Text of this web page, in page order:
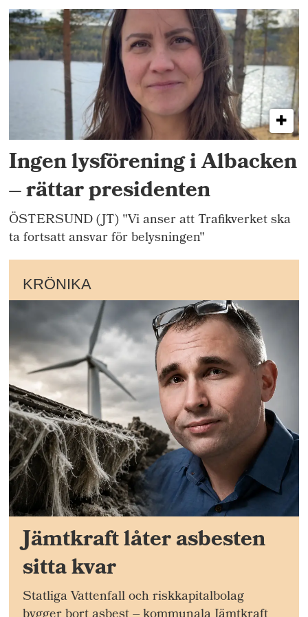
Ingen lysförening i Albacken
– rättar presidenten
ÖSTERSUND (JT) "Vi anser att Trafikverket ska
ta fortsatt ansvar för belysningen"
KRÖNIKA
Jämtkraft låter asbesten
sitta kvar
Statliga Vattenfall och riskkapitalbolag